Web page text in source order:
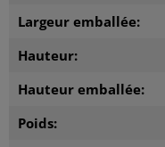
Largeur emballée:
Hauteur:
Hauteur emballée:
Poids: